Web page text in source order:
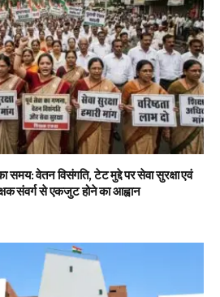
समय: वेतन विसंगति, टेट मुद्दे पर सेवा सुरक्षा एवं
संवर्ग से एकजुट होने का आह्वान